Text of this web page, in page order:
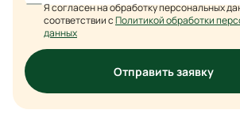
Я согласен на обработку персональных
соответствии сПолитикой обработки
данных
Отправить заявку